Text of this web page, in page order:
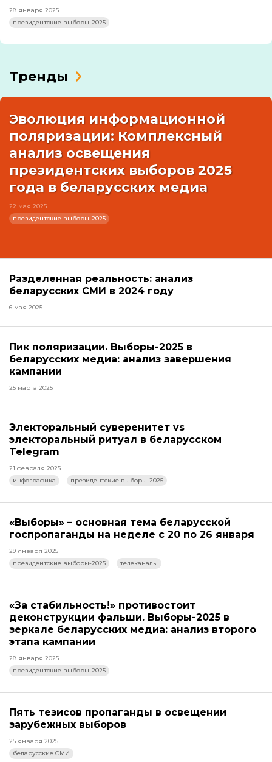
28 января 2025
президентские выборы-2025
Тренды
Эволюция информационной
поляризации: Комплексный
анализ освещения
президентских выборов 2025
года в беларусских медиа
22 мая 2025
президентские выборы-2025
Разделенная реальность: анализ
беларусских СМИ в 2024 году
6 мая 2025
Пик поляризации. Выборы-2025 в
беларусских медиа: анализ завершения
кампании
25 марта 2025
Электоральный суверенитет vs
электоральный ритуал в беларусском
Telegram
21 февраля 2025
инфографика
президентские выборы-2025
«Выборы» – основная тема беларусской
госпропаганды на неделе с 20 по 26 января
29 января 2025
президентские выборы-2025
телеканалы
«За стабильность!» противостоит
деконструкции фальши. Выборы-2025 в
зеркале беларусских медиа: анализ второго
этапа кампании
28 января 2025
президентские выборы-2025
Пять тезисов пропаганды в освещении
зарубежных выборов
25 января 2025
беларусские СМИ